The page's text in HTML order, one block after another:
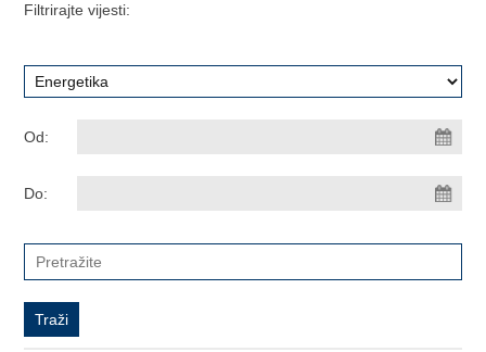
Filtrirajte vijesti:
Od:
Do: